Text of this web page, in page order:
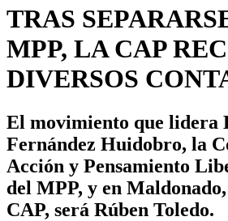
TRAS
MPP, LA CAP
DIVERSOS
El movimiento que lidera
Fernández Huidobro, la
Acción y Pensamiento
del MPP, y en
CAP, será Rúben Toledo.